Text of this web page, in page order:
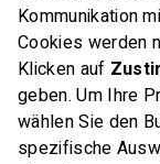
Kommunikation
Cookies werden
Klicken auf
geben. Um Ihre
wählen Sie den
spezifische